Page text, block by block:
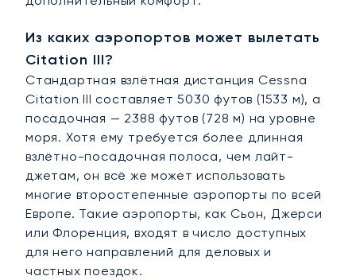
Из каких аэропортов может вылетать
Citation III?
Стандартная взлётная дистанция Cessna
Citation III составляет 5030 футов (1533 м), а
посадочная — 2388 футов (728 м) на уровне
моря. Хотя ему требуется более длинная
взлётно-посадочная полоса, чем лайт-
джетам, он всё же может использовать
многие второстепенные аэропорты по всей
Европе. Такие аэропорты, как Сьон, Джерси
или Флоренция, входят в число доступных
для него направлений для деловых и
частных поездок.